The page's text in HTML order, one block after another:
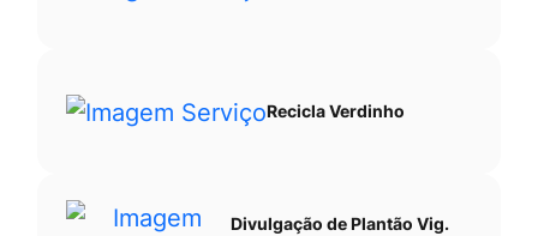
Recicla Verdinho
Divulgação de Plantão Vig.